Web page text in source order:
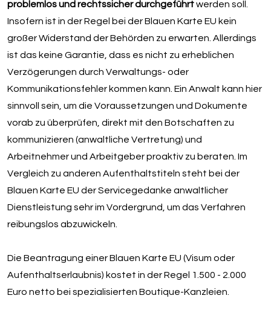
problemlos und rechtssicher durchgeführtwerden soll.
Insofern ist in der Regel bei der Blauen Karte EU kein
großer Widerstand der Behörden zu erwarten. Allerdings
ist das keine Garantie, dass es nicht zu erheblichen
Verzögerungen durch Verwaltungs- oder
Kommunikationsfehler kommen kann. Ein Anwalt kann hier
sinnvoll sein, um die Voraussetzungen und Dokumente
vorab zu überprüfen, direkt mit den Botschaften zu
kommunizieren (anwaltliche Vertretung) und
Arbeitnehmer und Arbeitgeber proaktiv zu beraten. Im
Vergleich zu anderen Aufenthaltstiteln steht bei der
Blauen Karte EU der Servicegedanke anwaltlicher
Dienstleistung sehr im Vordergrund, um das Verfahren
reibungslos abzuwickeln.
Die Beantragung einer Blauen Karte EU (Visum oder
Aufenthaltserlaubnis) kostet in der Regel 1.500 - 2.000
Euro netto bei spezialisierten Boutique-Kanzleien.